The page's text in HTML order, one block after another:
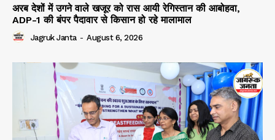
अरब देशों में उगने वाले खजूर को रास आयी रेगिस्तान की आबोहवा,
ADP-1 की बंपर पैदावार से किसान हो रहे मालामाल
Jagruk Janta - August 6, 2026